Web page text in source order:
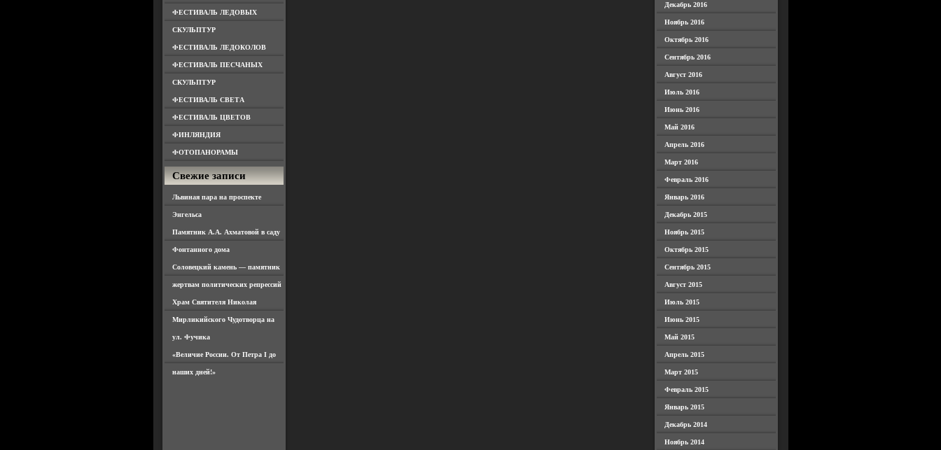
ФЕСТИВАЛЬ ЛЕДОВЫХ
СКУЛЬПТУР
ФЕСТИВАЛЬ ЛЕДОКОЛОВ
ФЕСТИВАЛЬ ПЕСЧАНЫХ
СКУЛЬПТУР
ФЕСТИВАЛЬ СВЕТА
ФЕСТИВАЛЬ ЦВЕТОВ
ФИНЛЯНДИЯ
ФОТОПАНОРАМЫ
Свежие записи
Львиная пара на проспекте
Энгельса
Памятник А.А. Ахматовой в саду
Фонтанного дома
Соловецкий камень — памятник
жертвам политических репрессий
Храм Святителя Николая
Мирликийского Чудотворца на
ул. Фучика
«Величие России. От Петра I до
наших дней!»
Декабрь 2016
Ноябрь 2016
Октябрь 2016
Сентябрь 2016
Август 2016
Июль 2016
Июнь 2016
Май 2016
Апрель 2016
Март 2016
Февраль 2016
Январь 2016
Декабрь 2015
Ноябрь 2015
Октябрь 2015
Сентябрь 2015
Август 2015
Июль 2015
Июнь 2015
Май 2015
Апрель 2015
Март 2015
Февраль 2015
Январь 2015
Декабрь 2014
Ноябрь 2014